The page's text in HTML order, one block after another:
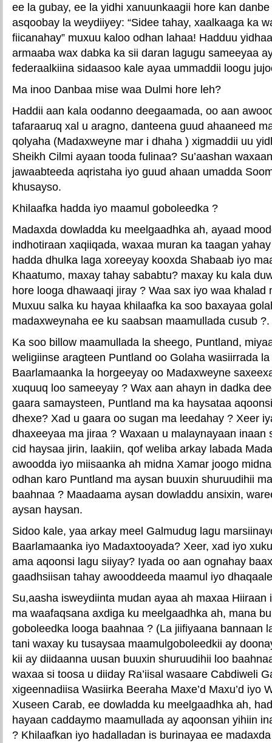
ee la gubay, ee la yidhi xanuunkaagii hore kan
asqoobay la weydiiyey: “Sidee tahay, xaalkaaga ka
fiicanahay” muxuu kaloo odhan lahaa! Hadduu
armaaba wax dabka ka sii daran lagugu sameeyaa
federaalkiina sidaasoo kale ayaa ummaddii loogu
Ma inoo Danbaa mise waa Dulmi hore leh?
Haddii aan kala oodanno deegaamada, oo aan
tafaraaruq xal u aragno, danteena guud ahaaneed
qolyaha (Madaxweyne mar i dhaha ) xigmaddii uu
Sheikh Cilmi ayaan tooda fulinaa? Su’aashan
jawaabteeda aqristaha iyo guud ahaan umadda
khusayso.
Khilaafka hadda iyo maamul goboleedka ?
Madaxda dowladda ku meelgaadhka ah, ayaad
indhotiraan xaqiiqada, waxaa muran ka taagan
hadda dhulka laga xoreeyay kooxda Shabaab iyo
Khaatumo, maxay tahay sababtu? maxay ku kala
hore looga dhawaaqi jiray ? Waa sax iyo waa khalad
Muxuu salka ku hayaa khilaafka ka soo baxayaa
madaxweynaha ee ku saabsan maamullada cusub ?.
Ka soo billow maamullada la sheego, Puntland,
weligiinse aragteen Puntland oo Golaha wasiirrada
Baarlamaanka la horgeeyay oo Madaxweyne
xuquuq loo sameeyay ? Wax aan ahayn in dadka
gaara samaysteen, Puntland ma ka haysataa
dhexe? Xad u gaara oo sugan ma leedahay ? Xeer
dhaxeeyaa ma jiraa ? Waxaan u malaynayaan inaan
cid haysaa jirin, laakiin, qof weliba arkay labada
awoodda iyo miisaanka ah midna Xamar joogo
odhan karo Puntland ma aysan buuxin shuruudihii
baahnaa ? Maadaama aysan dowladdu ansixin,
aysan haysan.
Sidoo kale, yaa arkay meel Galmudug lagu
Baarlamaanka iyo Madaxtooyada? Xeer, xad iyo
ama aqoonsi lagu siiyay? Iyada oo aan ognahay
gaadhsiisan tahay awooddeeda maamul iyo
Su,aasha isweydiinta mudan ayaa ah maxaa Hiiraan
ma waafaqsana axdiga ku meelgaadhka ah, mana
goboleedka looga baahnaa ? (La jiifiyaana bannaan
tani waxay ku tusaysaa maamulgoboleedkii ay
kii ay diidaanna uusan buuxin shuruudihii loo
waxaa si toosa u diiday Ra’iisal wasaare Cabdiweli
xigeennadiisa Wasiirka Beeraha Maxe’d Maxu’d iyo
Xuseen Carab, ee dowladda ku meelgaadhka ah,
hayaan caddaymo maamullada ay aqoonsan yihiin
? Khilaafkan iyo hadalladan is burinayaa ee